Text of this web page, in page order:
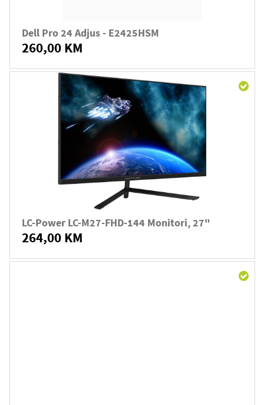
Dell Pro 24 Adjus - E2425HSM
260,00 KM
LC-Power LC-M27-FHD-144 Monitori, 27"
264,00 KM